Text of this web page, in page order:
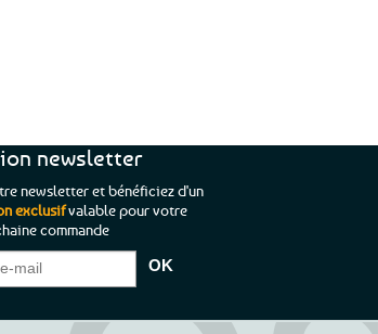
“C’est agréable et tout aussi rassurant
de constater qu’il n’y a pas de petite
commande, mais un client à satisfaire.”
newsletter
newsletter et bénéficiez d'un
exclusifvalable pour votre
commande